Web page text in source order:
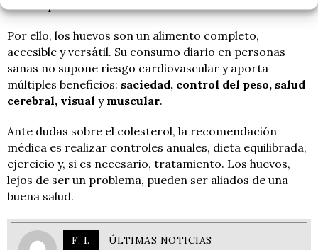
Por ello, los huevos son un alimento completo,
accesible y versátil. Su consumo diario en personas
sanas no supone riesgo cardiovascular y aporta
múltiples beneficios: saciedad, control del peso, salud
cerebral, visual y muscular.
Ante dudas sobre el colesterol, la recomendación
médica es realizar controles anuales, dieta equilibrada,
ejercicio y, si es necesario, tratamiento. Los huevos,
lejos de ser un problema, pueden ser aliados de una
buena salud.
F. I. ÚLTIMAS NOTICIAS